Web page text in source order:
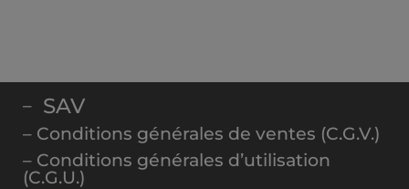
– SAV
– Conditions générales de ventes (C.G.V.)
– Conditions générales d’utilisation
(C.G.U.)